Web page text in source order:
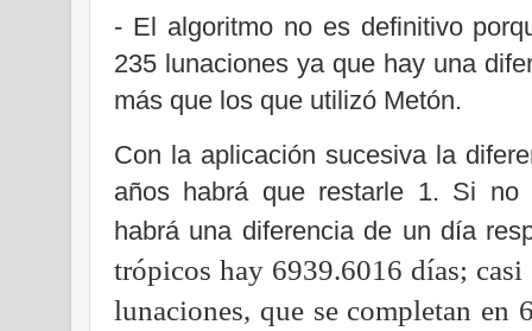
- El algoritmo no es definitivo
235 lunaciones ya que hay una
más que los que utilizó Metón.
Con la aplicación sucesiva la
años habrá que restarle 1. Si no
habrá una diferencia de un día
trópicos hay 6939.6016 días;
lunaciones, que se completan en